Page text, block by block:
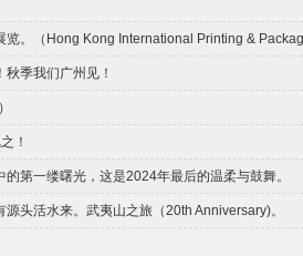
览。（Hong Kong International Printing &
季我们广州见！
！
第一缕曙光，这是2024年最后的温柔与鼓舞。
头活水来。武夷山之旅（20th Anniversary)。